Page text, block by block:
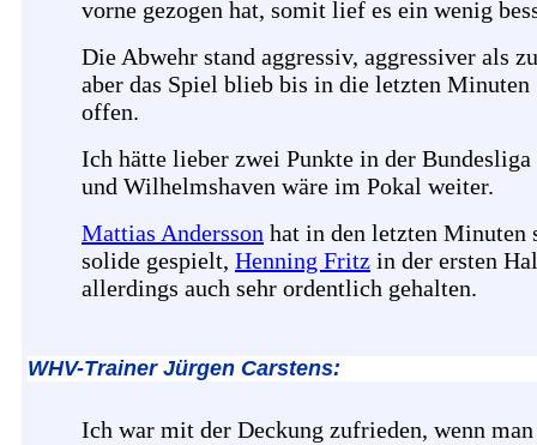
vorne gezogen hat, somit lief es ein wenig
Die Abwehr stand aggressiv, aggressiver als
aber das Spiel blieb bis in die letzten Minuten
offen.
Ich hätte lieber zwei Punkte in der Bundesliga
und Wilhelmshaven wäre im Pokal weiter.
Mattias Andersson hat in den letzten Minuten
solide gespielt, Henning Fritz in der ersten
allerdings auch sehr ordentlich gehalten.
WHV-Trainer Jürgen Carstens:
Ich war mit der Deckung zufrieden, wenn man